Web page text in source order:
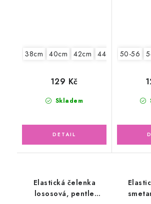
38cm 40cm 42cm 44cm 46cm
Skladem
129 Kč
50-56
Elastická čelenka
lososová, pentle